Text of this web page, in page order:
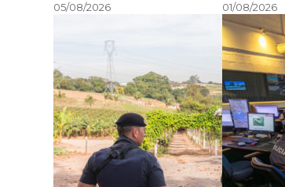
05/08/2026 01/08/2026